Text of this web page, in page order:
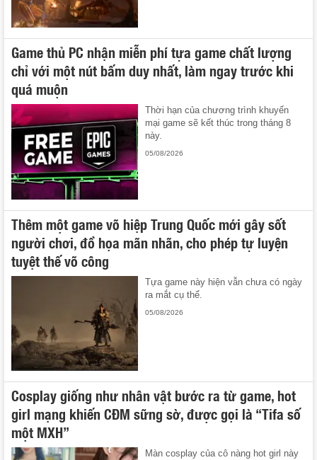
Game thủ PC nhận miễn phí tựa game chất lượng
chỉ với một nút bấm duy nhất, làm ngay trước khi
quá muộn
Thời hạn của chương trình khuyến
mại game sẽ kết thúc trong tháng 8
này.
05/08/2026
Thêm một game võ hiệp Trung Quốc mới gây sốt
người chơi, đồ họa mãn nhãn, cho phép tự luyện
tuyệt thế võ công
Tựa game này hiện vẫn chưa có ngày
ra mắt cụ thể.
05/08/2026
Cosplay giống như nhân vật bước ra từ game, hot
girl mạng khiến CĐM sững sờ, được gọi là “Tifa số
một MXH”
Màn cosplay của cô nàng hot girl này